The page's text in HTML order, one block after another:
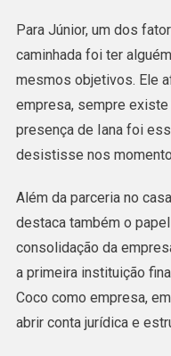
Para Júnior, um dos
caminhada foi ter
mesmos objetivos. Ele
empresa, sempre
presença de Iana foi
desistisse nos
Além da parceria no
destaca também o
consolidação da
a primeira instituição
Coco como empresa,
abrir conta jurídica e